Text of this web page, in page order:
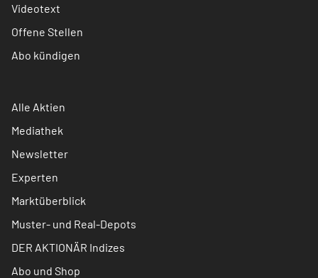
Videotext
Offene Stellen
Abo kündigen
Alle Aktien
Mediathek
Newsletter
Experten
Marktüberblick
Muster- und Real-Depots
DER AKTIONÄR Indizes
Abo und Shop